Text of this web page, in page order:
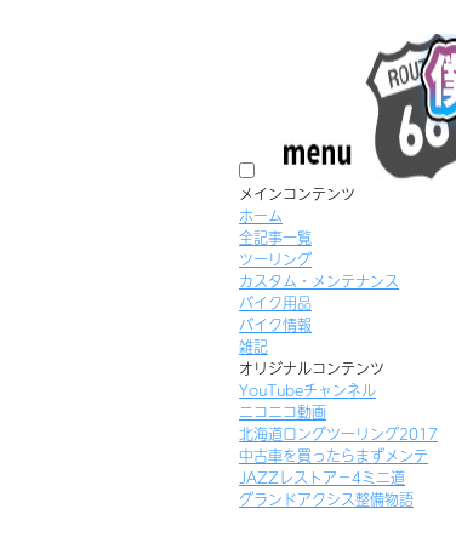
メインコンテンツ
ホーム
全記事一覧
ツーリング
カスタム・メンテナンス
バイク用品
バイク情報
雑記
オリジナルコンテンツ
YouTubeチャンネル
ニコニコ動画
北海道ロングツーリング2017
中古車を買ったらまずメンテ
JAZZレストア－4ミニ道
グランドアクシス整備物語